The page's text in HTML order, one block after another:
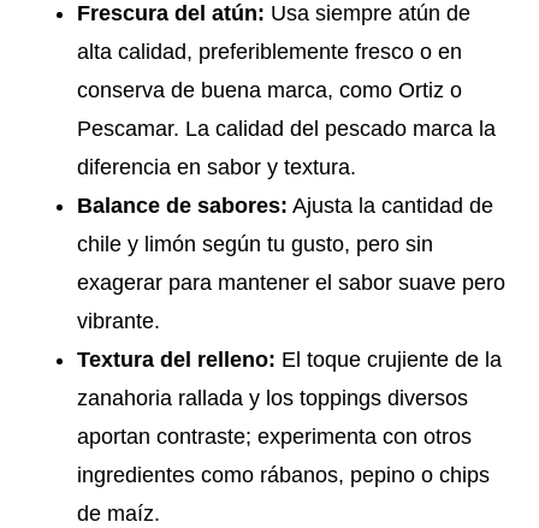
Frescura del atún: Usa siempre atún de
alta calidad, preferiblemente fresco o en
conserva de buena marca, como Ortiz o
Pescamar. La calidad del pescado marca la
diferencia en sabor y textura.
Balance de sabores: Ajusta la cantidad de
chile y limón según tu gusto, pero sin
exagerar para mantener el sabor suave pero
vibrante.
Textura del relleno: El toque crujiente de la
zanahoria rallada y los toppings diversos
aportan contraste; experimenta con otros
ingredientes como rábanos, pepino o chips
de maíz.